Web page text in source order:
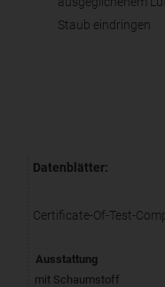
Staub eindringen
Datenblätter:
Certificate-Of-Test-
Ausstattung
mit Schaumstoff